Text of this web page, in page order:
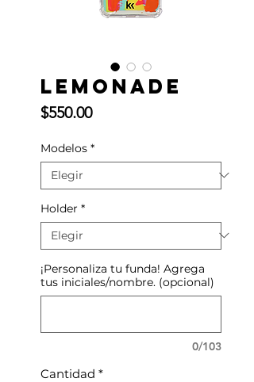
Lemonade
$550.00Precio
Modelos *
Holder *
¡Personaliza tu funda! Agrega
tus iniciales/nombre. (opcional)
0/103
Cantidad *